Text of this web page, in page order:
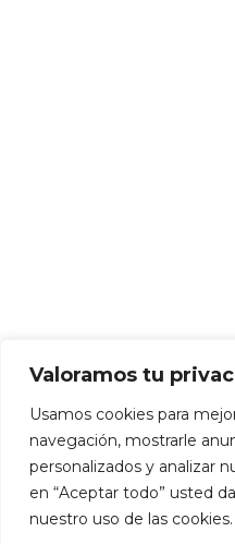
Valoramos tu
Usamos cookies para
navegación, mostrarle
personalizados y analizar
en “Aceptar todo” usted
nuestro uso de las cookies.